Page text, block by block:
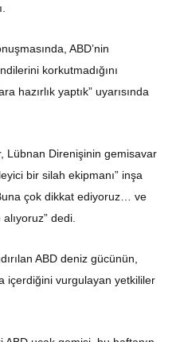
ABD’nin
korkutmadığını
hazırlık yaptık” uyarısında
Lübnan Direnişinin gemisavar
bir silah ekipmanı” inşa
çok dikkat ediyoruz… ve
dedi.
ABD deniz gücünün,
içerdiğini vurgulayan yetkililer